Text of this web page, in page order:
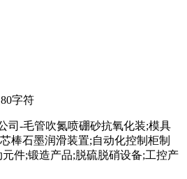
字符
司-毛管吹氮喷硼砂抗氧化装;模具
棒石墨润滑装置;自动化控制柜制
件;锻造产品;脱硫脱硝设备;工控产